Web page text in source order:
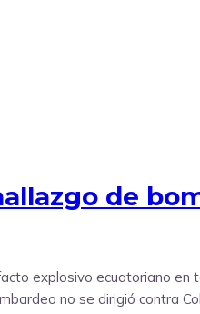
de
explosivo ecuatoriano en
no se dirigió contra